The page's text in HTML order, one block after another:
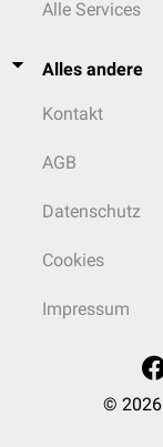
Alle Services
Alles andere
Kontakt
AGB
Datenschutz
Cookies
Impressum
© 2026